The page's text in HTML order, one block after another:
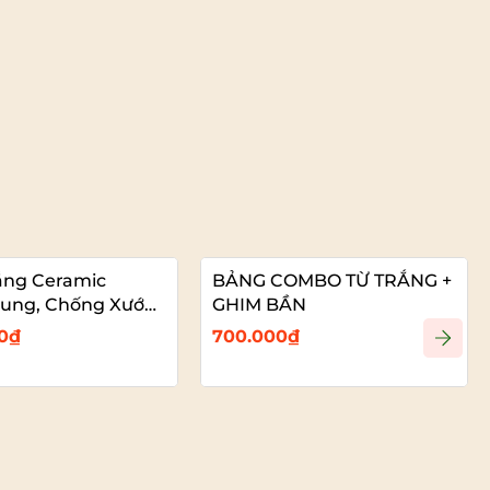
Ceramic
Chống Xước
BẢNG COMBO TỪ TRẮNG +
GHIM BẦN
700.000₫